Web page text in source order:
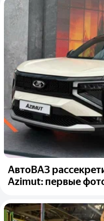
АвтоВАЗ
Azimut: первые